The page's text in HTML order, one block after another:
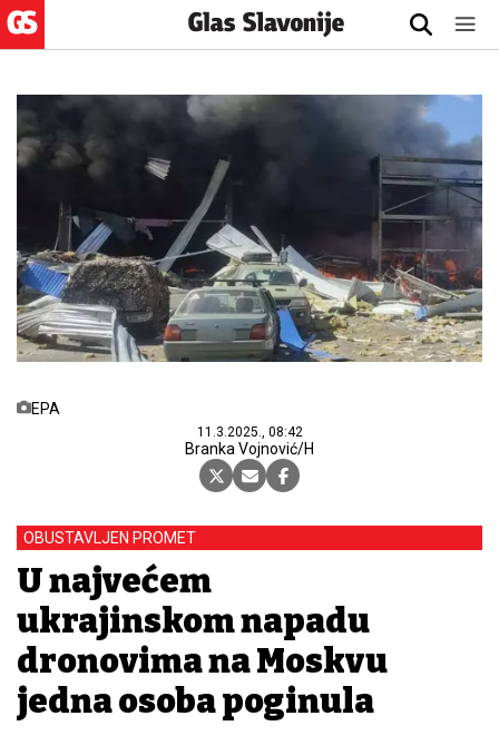
EPA
11.3.2025., 08:42
Branka Vojnović/H
OBUSTAVLJEN PROMET
U najvećem
ukrajinskom napadu
dronovima na Moskvu
jedna osoba poginula